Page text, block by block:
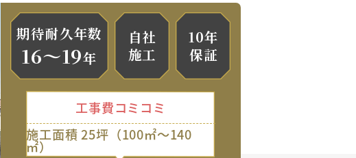
期待耐久年数
16～19年
自社
施工
10年
保証
工事費コミコミ
施工面積 25坪（100㎡～140
㎡）